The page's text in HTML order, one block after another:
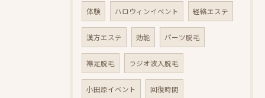
体験 ハロウィンイベント 経絡エステ
漢方エステ 効能 パーツ脱毛
襟足脱毛 ラジオ波入脱毛
小田原イベント 回復時間